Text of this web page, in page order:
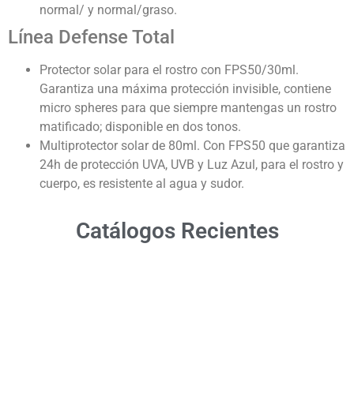
normal/ y normal/graso.
Línea Defense Total
Protector solar para el rostro con FPS50/30ml.
Garantiza una máxima protección invisible, contiene
micro spheres para que siempre mantengas un rostro
matificado; disponible en dos tonos.
Multiprotector solar de 80ml. Con FPS50 que garantiza
24h de protección UVA, UVB y Luz Azul, para el rostro y
cuerpo, es resistente al agua y sudor.
Catálogos Recientes